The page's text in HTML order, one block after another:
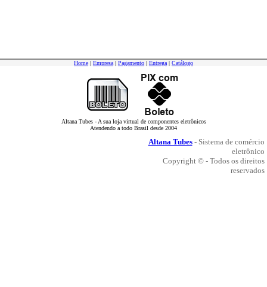
Home | Empresa | Pagamento | Entrega | Catálogo
Altana Tubes - A sua loja virtual de componentes eletrônicos
Atendendo a todo Brasil desde 2004
Altana Tubes- Sistema de comércio
eletrônico
Copyright © - Todos os direitos
reservados